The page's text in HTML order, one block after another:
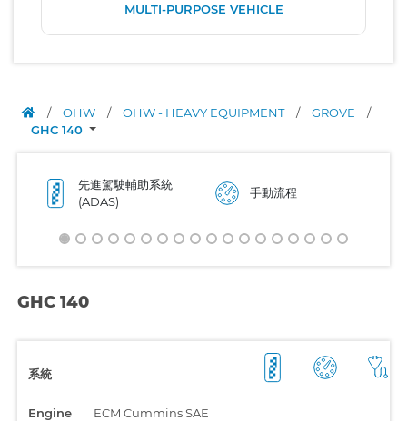
MULTI-PURPOSE VEHICLE
/ OHW / OHW - HEAVY EQUIPMENT / GROVE
/
GHC 140
先進駕駛輔助系統
(ADAS)
手動流程
GHC 140
系統
Engine
ECM Cummins SAE